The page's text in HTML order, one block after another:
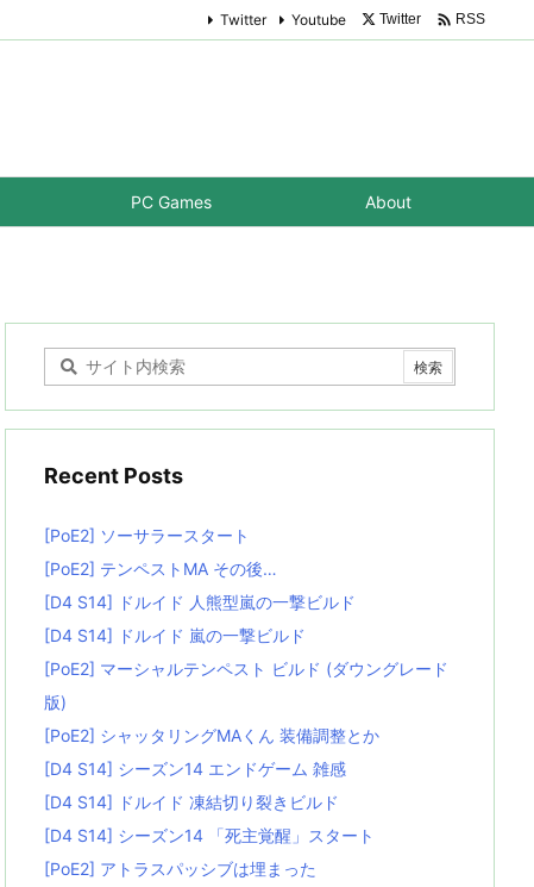
PC Games About
Twitter Youtube Twitter  RSS
Recent Posts
[PoE2] ソーサラースタート
[PoE2] テンペストMA その後…
[D4 S14] ドルイド 人熊型嵐の一撃ビルド
[D4 S14] ドルイド 嵐の一撃ビルド
[PoE2] マーシャルテンペスト ビルド (ダウングレード
版)
[PoE2] シャッタリングMAくん 装備調整とか
[D4 S14] シーズン14 エンドゲーム 雑感
[D4 S14] ドルイド 凍結切り裂きビルド
[D4 S14] シーズン14 「死主覚醒」スタート
[PoE2] アトラスパッシブは埋まった